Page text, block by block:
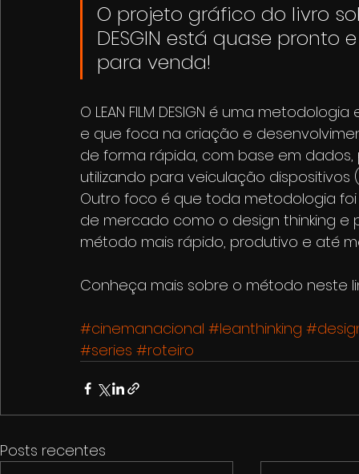
O projeto gráfico do livro
DESGIN está quase
para venda!
O LEAN FILM DESIGN é uma
e que foca na criação e
de forma rápida, com base em
utilizando para veiculação
Outro foco é que toda metodologia
de mercado como o design thinking
método mais rápido, produtivo e até
Conheça mais sobre o método neste
#cinemanacional #leanthinking
#series #roteiro
Posts recentes